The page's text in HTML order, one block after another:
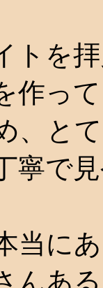
トを
作っ
、と
寧で
当に
んあ